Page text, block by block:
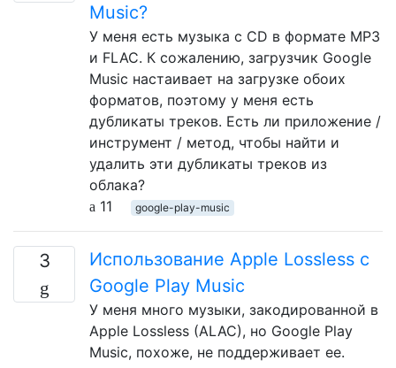
Music?
У меня есть музыка с CD в формате MP3
и FLAC. К сожалению, загрузчик Google
Music настаивает на загрузке обоих
форматов, поэтому у меня есть
дубликаты треков. Есть ли приложение /
инструмент / метод, чтобы найти и
удалить эти дубликаты треков из
облака?
11
google-play-music
3
Использование Apple Lossless с
Google Play Music
У меня много музыки, закодированной в
Apple Lossless (ALAC), но Google Play
Music, похоже, не поддерживает ее.